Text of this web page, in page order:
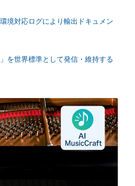
境対応ログにより輸出ドキュメン
を世界標準として発信・維持する